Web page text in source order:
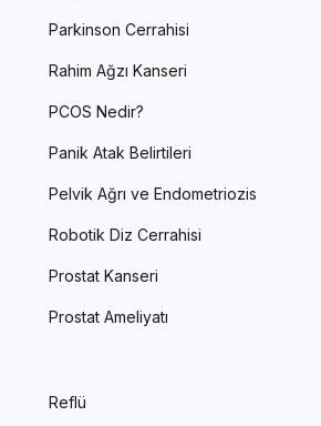
Parkinson Cerrahisi
Rahim Ağzı Kanseri
PCOS Nedir?
Panik Atak Belirtileri
Pelvik Ağrı ve Endometriozis
Robotik Diz Cerrahisi
Prostat Kanseri
Prostat Ameliyatı
Reflü